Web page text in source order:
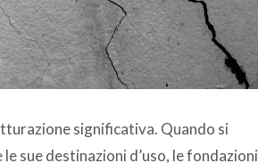
significativa. Quando si
sue destinazioni d’uso, le fondazioni